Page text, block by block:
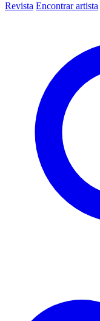
Revista Encontrar artista